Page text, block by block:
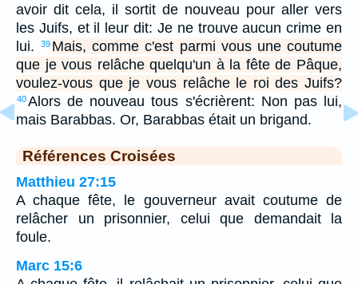
avoir dit cela, il sortit de nouveau pour aller vers
les Juifs, et il leur dit: Je ne trouve aucun crime en
lui.
39 Mais, comme c'est parmi vous une coutume
que je vous relâche quelqu'un à la fête de Pâque,
voulez-vous que je vous relâche le roi des Juifs?
40Alors de nouveau tous s'écrièrent: Non pas lui,
mais Barabbas. Or, Barabbas était un brigand.
Références Croisées
Matthieu 27:15
A chaque fête, le gouverneur avait coutume de
relâcher un prisonnier, celui que demandait la
foule.
Marc 15:6